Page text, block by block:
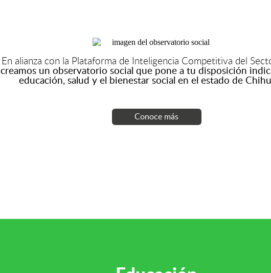
En alianza con la Plataforma de Inteligencia Competitiva del
creamos un observatorio social que pone a tu disposición
educación, salud y el bienestar social en el estado de
Conoce más